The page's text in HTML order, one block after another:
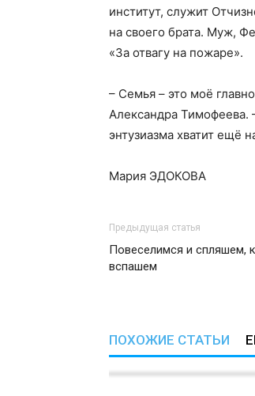
институт, служит
на своего брата. Муж,
«За отвагу на пожаре».
– Семья – это моё
Александра Тимофеева.
энтузиазма хватит ещё
Мария ЭДОКОВА
Предыдущая статья
Повеселимся и спляшем,
вспашем
ПОХОЖИЕ СТАТЬИ